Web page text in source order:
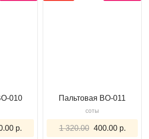
010
р.
Пальтовая BO-011
соты
1 320.00 400.00 р.